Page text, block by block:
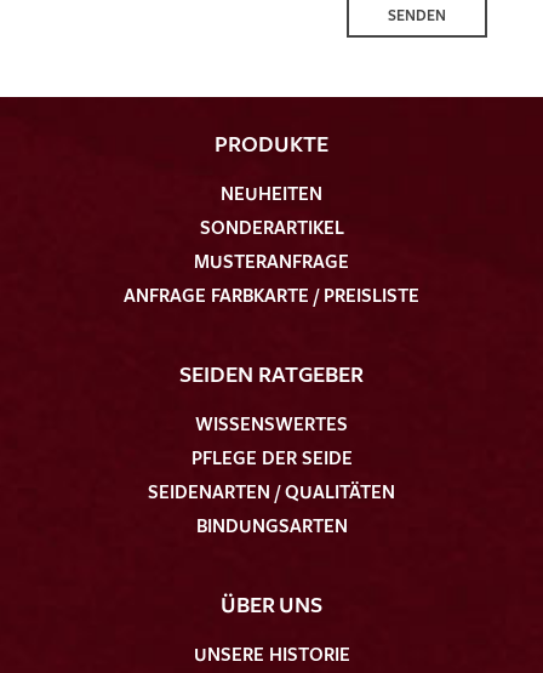
SENDEN
PRODUKTE
NEUHEITEN
SONDERARTIKEL
MUSTERANFRAGE
ANFRAGE FARBKARTE / PREISLISTE
SEIDEN RATGEBER
WISSENSWERTES
PFLEGE DER SEIDE
SEIDENARTEN / QUALITÄTEN
BINDUNGSARTEN
ÜBER UNS
UNSERE HISTORIE